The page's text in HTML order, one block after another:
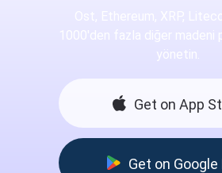
1000'den fazla diğer madeni
yönetin.
Get on App
Get on Google